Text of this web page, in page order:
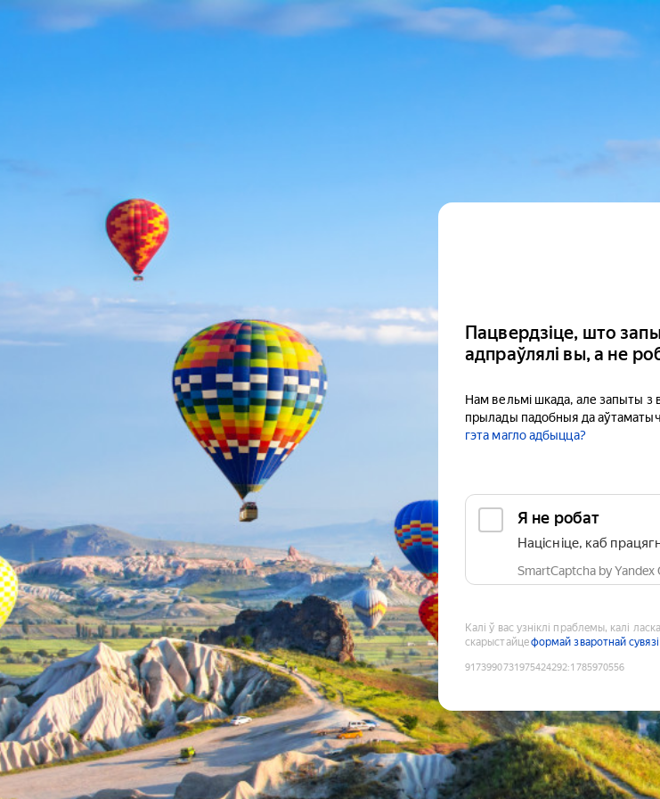
Пацвердзіце, што
адпраўлялі вы, а не
Нам вельмі шкада, але запыты з
прылады падобныя да
гэта магло адбыцца?
Я не робат
Націсніце, каб
SmartCaptcha by Yandex
Калі ў вас узніклі праблемы, калі
скарыстайцеформай зваротнай сувязі
9173990731975424292:1785970556